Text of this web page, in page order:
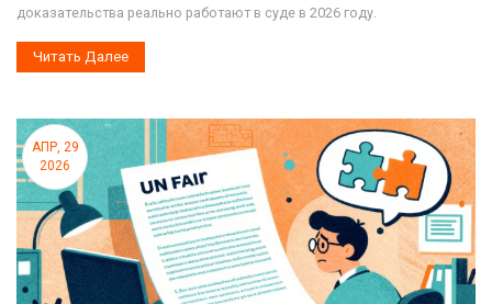
доказательства реально работают в суде в 2026 году.
Читать Далее
АПР, 29
2026